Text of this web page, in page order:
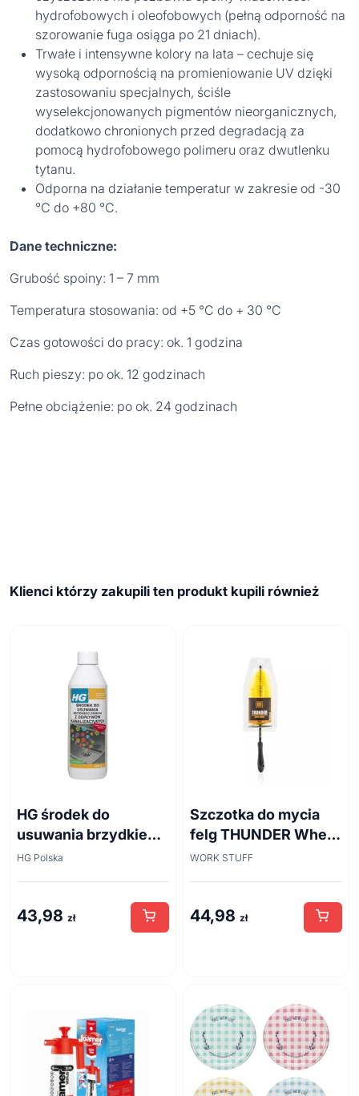
hydrofobowych i oleofobowych (pełną odporność na
szorowanie fuga osiąga po 21 dniach).
Trwałe i intensywne kolory na lata – cechuje się
wysoką odpornością na promieniowanie UV dzięki
zastosowaniu specjalnych, ściśle
wyselekcjonowanych pigmentów nieorganicznych,
dodatkowo chronionych przed degradacją za
pomocą hydrofobowego polimeru oraz dwutlenku
tytanu.
Odporna na działanie temperatur w zakresie od -30
°C do +80 °C.
Dane techniczne:
Grubość spoiny: 1 – 7 mm
Temperatura stosowania: od +5 °C do + 30 °C
Czas gotowości do pracy: ok. 1 godzina
Ruch pieszy: po ok. 12 godzinach
Pełne obciążenie: po ok. 24 godzinach
Klienci którzy zakupili ten produkt kupili również
HG środek do
usuwania brzydkiego
zapachu z odpływów
HG Polska
43,98 zł
Szczotka do mycia
felg THUNDER Wheel
Brush 45cm
WORK STUFF
44,98 zł